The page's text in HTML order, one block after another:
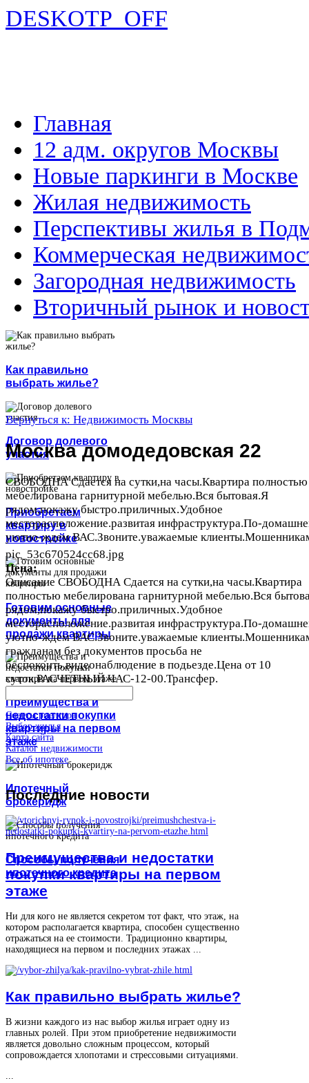
DESKOTP_OFF
Главная
12 адм. округов Москвы
Новые паркинги в Москве
Жилая недвижимость
Перспективы жилья в
Коммерческая
Загородная недвижимость
Вторичный рынок и
Как правильно
выбрать жилье?
Договор долевого
участия
Приобретаем
квартиру в
новостройке
Готовим основные
документы для
продажи квартиры
Преимущества и
недостатки покупки
квартиры на первом
этаже
Ипотечный
брокеридж
Способы получения
ипотечного кредита
Вернуться к: Недвижимость Москвы
Москва домодедовская 22
СВОБОДНА Сдается на сутки,на часы.Квартира полностью
мебелирована гарнитурной мебелью.Вся бытовая.Я
рядом,покажу быстро.приличных.Удобное
месторасположение.развитая инфраструктура.По-
уютно-ждем ВАС.Звоните.уважаемые
pic_53c670524cc68.jpg
Цена:
Описание СВОБОДНА Сдается на сутки,на часы.Квартира
полностью мебелирована гарнитурной мебелью.Вся
рядом,покажу быстро.приличных.Удобное
месторасположение.развитая инфраструктура.По-
уютно-ждем ВАС.Звоните.уважаемые
гражданам без документов просьба не
беспокоить,видеонаблюдение в подьезде.Цена от 10
суток.РАСЧЕТНЫЙ ЧАС-12-00.Трансфер.
Советы риелтора
Выбор жилья
Карта сайта
Каталог недвижимости
Все об ипотеке
Последние новости
Преимущества и недостатки
покупки квартиры на первом
этаже
Ни для кого не является секретом тот факт, что этаж, на
котором располагается квартира, способен существенно
отражаться на ее стоимости. Традиционно квартиры,
находящиеся на первом и последних этажах ...
Как правильно выбрать жилье?
В жизни каждого из нас выбор жилья играет одну из
главных ролей. При этом приобретение недвижимости
является довольно сложным процессом, который
сопровождается хлопотами и стрессовыми ситуациями.
...